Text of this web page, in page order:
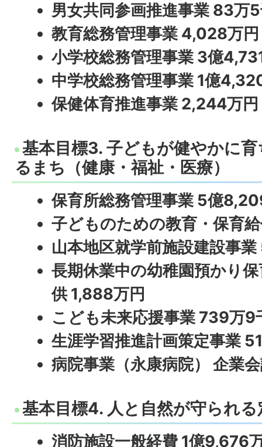
男女共同参画推進事業 83万
教育総務管理事業 4,028万円
小学校総務管理事業 3億
中学校総務管理事業 1億
保健体育推進事業 2,244万円
基本目標3. 子どもが健やかに
るまち（健康・福祉・医療）
保育所総務管理事業 5億
子どものための教育・保育
山本地区就学前施設建設事
長期休業中の幼稚園預かり
供 1,888万円
こども未来応援事業 739万9
生涯学習推進計画策定事業
病院事業（永康病院） 企業
基本目標4. 人と自然が守られ
消防施設一般経費 1億9,676